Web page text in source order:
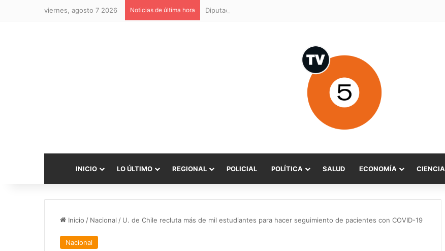
viernes, agosto 7 2026 Noticias de última hora
INICIO LO ÚLTIMO REGIONAL POLICIAL POLÍTICA SALUD ECONOMÍA CIENCIA
Inicio / Nacional / U. de Chile recluta más de mil estudiantes para hacer seguimiento de pacientes con COVID-19
Nacional